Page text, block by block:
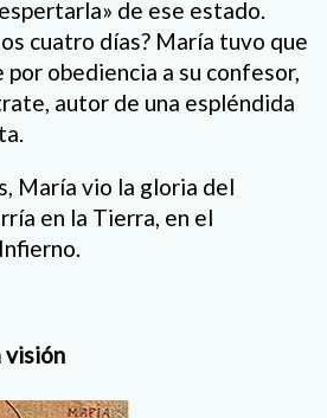
de ese estado.
cuatro días? María tuvo que
obediencia a su confesor,
autor de una espléndida
María vio la gloria del
en la Tierra, en el
visión